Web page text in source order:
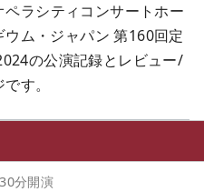
ラシティコンサートホー
ム・ジャパン 第160回定
の公演記録とレビュー/
す。
分開演